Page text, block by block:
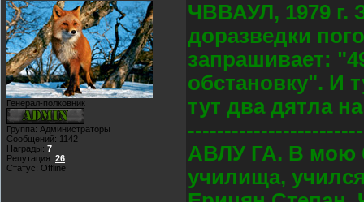
Генерал-полковник
Группа: Администраторы
Сообщений: 1142
Награды: 7
Репутация: 26
Статус: Offline
ЧВВАУЛ, 1979 г.
доразведки
запрашивает:
обстановку". И
тут два дятла
АВЛУ ГА. В мою
училища,